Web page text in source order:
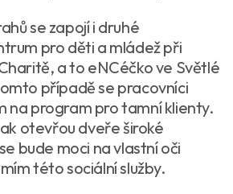
se zapojí i druhé
pro děti a mládež při
a to eNCéčko ve Světlé
případě se pracovníci
na program pro tamní klienty.
otevřou dveře široké
bude moci na vlastní oči
této sociální služby.